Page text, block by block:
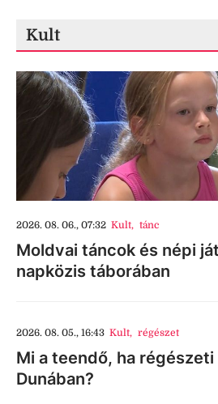
Kult
2026. 08. 06., 07:32 Kult, tánc
Moldvai táncok és népi
napközis táborában
2026. 08. 05., 16:43 Kult, régészet
Mi a teendő, ha
Dunában?